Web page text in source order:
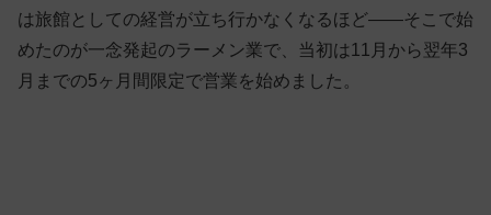
は旅館としての経営が立ち行かなくなるほど——そこで始
めたのが一念発起のラーメン業で、当初は11月から翌年3
月までの5ヶ月間限定で営業を始めました。